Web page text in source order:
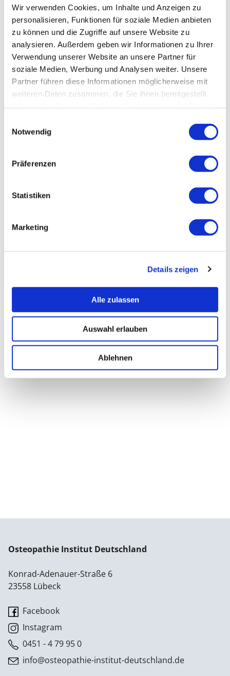
Wir verwenden Cookies, um Inhalte und Anzeigen zu
personalisieren, Funktionen für soziale Medien anbieten
zu können und die Zugriffe auf unsere Website zu
analysieren. Außerdem geben wir Informationen zu Ihrer
Verwendung unserer Website an unsere Partner für
soziale Medien, Werbung und Analysen weiter. Unsere
Partner führen diese Informationen möglicherweise mit
weiteren Daten zusammen, die Sie ihnen bereitgestellt
Notwendig
Präferenzen
Statistiken
Marketing
Details zeigen
Alle zulassen
Auswahl erlauben
Ablehnen
Osteopathie Institut Deutschland
Konrad-Adenauer-Straße 6
23558 Lübeck
Facebook
Instagram
0451 - 4 79 95 0
info@osteopathie-institut-deutschland.de